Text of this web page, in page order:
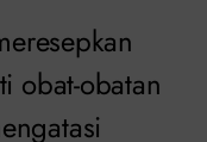
obat-obatan